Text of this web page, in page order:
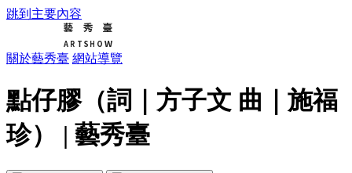
跳到主要內容
關於藝秀臺 網站導覽
點仔膠（詞｜方子文 曲｜施福
珍） | 藝秀臺